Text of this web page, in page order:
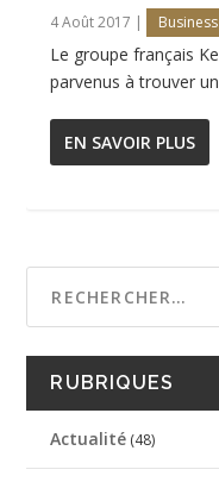
4 Août 2017 | Business
Le groupe français
parvenus à trouver
EN SAVOIR PLUS
RUBRIQUES
Actualité (48)